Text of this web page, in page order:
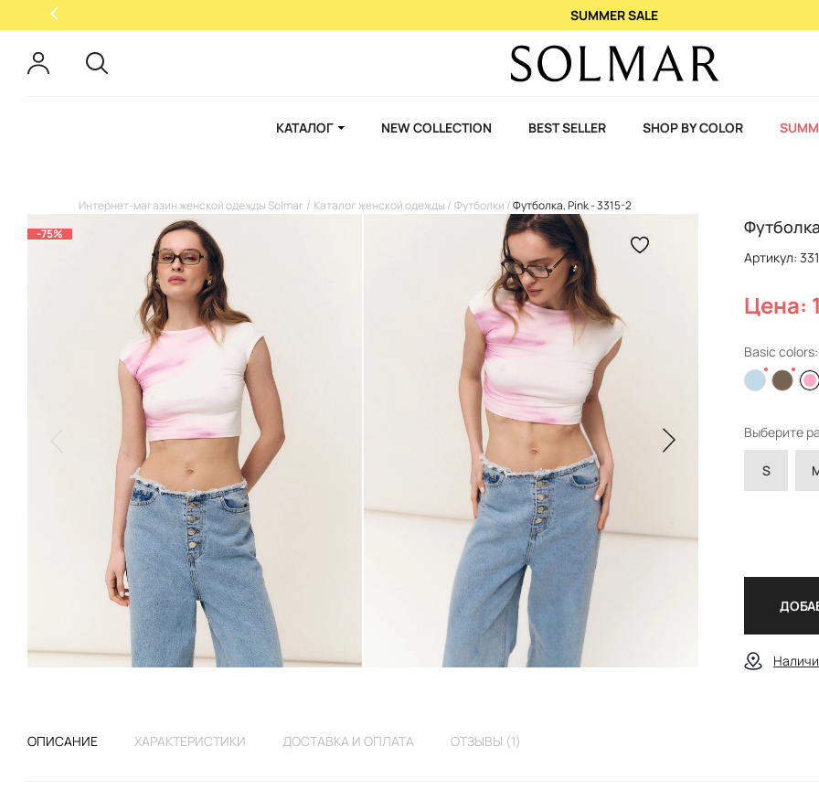
SUMMER SALE
КАТАЛОГ NEW COLLECTION BEST SELLER SHOP BY COLOR
Интернет-магазин женской одежды Solmar Каталог женской одежды Футболки
Футболка, Pink - 3315-2
-75%
Артикул:
Цена:
Basic colors:
Выберите
S
ОПИСАНИЕ ХАРАКТЕРИСТИКИ ДОСТАВКА И ОПЛАТА ОТЗЫВЫ (1)